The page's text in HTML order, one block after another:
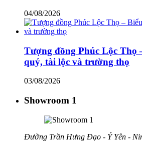
04/08/2026
Tượng đồng Phúc Lộc Thọ
quý, tài lộc và trường thọ
03/08/2026
Showroom 1
Đường Trần Hưng Đạo - Ý Yên -